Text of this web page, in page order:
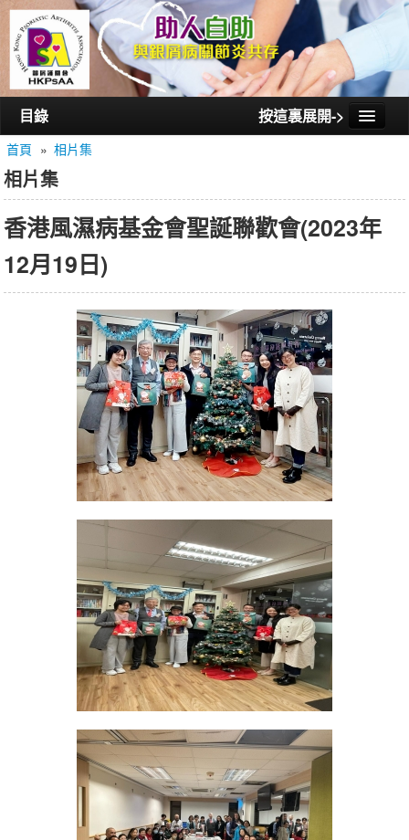
目錄 按這裏展開->
首頁
認識銀屑護關會
認識銀屑關節炎
活動/講座
會員通訊
聯絡我們
首頁 » 相片集
相片集
香港風濕病基金會聖誕聯歡會(2023年
12月19日)